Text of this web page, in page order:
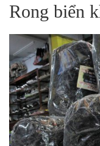
Rong biển